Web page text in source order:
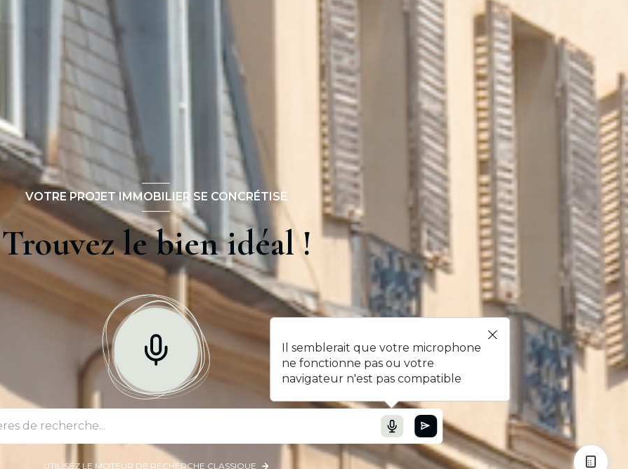
VOTRE PROJET IMMOBILIER SE CONCRÉTISE
Trouvez le bien idéal !
Il semblerait que votre microphone
ne fonctionne pas ou votre
navigateur n'est pas compatible
UTILISEZ LE MOTEUR DE RECHERCHE CLASSIQUE